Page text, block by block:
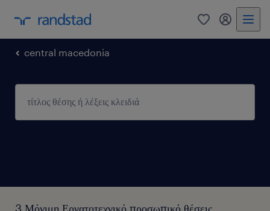
0 my
central macedonia
3 Μόνιμη Εργατοτεχνικό προσωπικό θέσεις